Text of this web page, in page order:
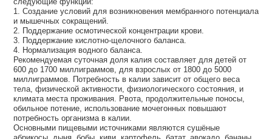
1. Создание условий для возникновения мембранного потенциала
и мышечных сокращений.
2. Поддержание осмотической концентрации крови.
3. Поддержание кислотно-щелочного баланса.
4. Нормализация водного баланса.
Рекомендуемая суточная доля калия составляет для детей от
600 до 1700 миллиграммов, для взрослых от 1800 до 5000
миллиграммов. Потребность в калии зависит от общего веса
тела, физической активности, физиологического состояния, и
климата места проживания. Рвота, продолжительные поносы,
обильное потение, использование мочегонных повышают
потребность организма в калии.
Основными пищевыми источниками являются сушёные